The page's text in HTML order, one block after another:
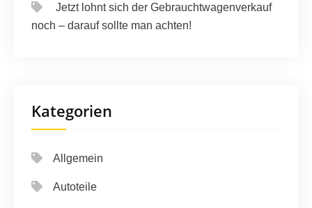
Jetzt lohnt sich der Gebrauchtwagenverkauf
noch – darauf sollte man achten!
Kategorien
Allgemein
Autoteile